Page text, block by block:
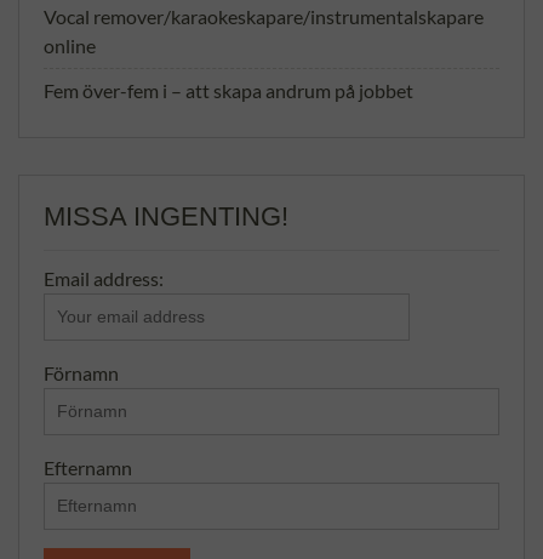
Vocal remover/karaokeskapare/instrumentalskapare
online
Fem över-fem i – att skapa andrum på jobbet
MISSA INGENTING!
Email address:
Förnamn
Efternamn